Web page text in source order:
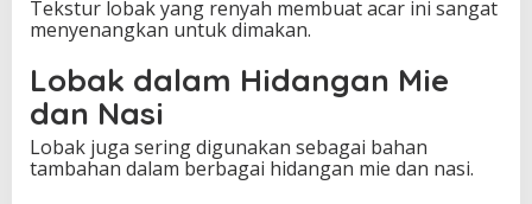
Tekstur lobak yang renyah membuat acar ini sangat
menyenangkan untuk dimakan.
Lobak dalam Hidangan Mie
dan Nasi
Lobak juga sering digunakan sebagai bahan
tambahan dalam berbagai hidangan mie dan nasi.